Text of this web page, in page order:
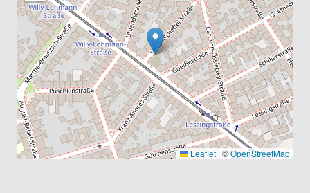
Leaflet | ©OpenStreetMap